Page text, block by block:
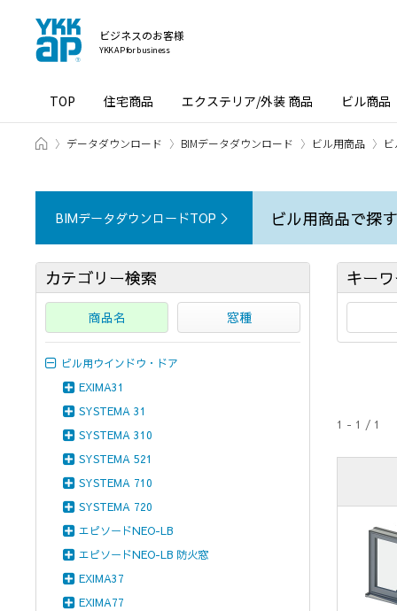
ビジネスのお客様
YKK AP for business
TOP 住宅商品 エクステリア/外装 商品 ビル商品
ホーム データダウンロード BIMデータダウンロード ビル用商品
BIMデータダウンロードTOP ＞ ビル用商品で探す
カテゴリー検索
商品名 窓種
ビル用ウインドウ・ドア
EXIMA31
SYSTEMA 31
SYSTEMA 310
SYSTEMA 521
SYSTEMA 710
SYSTEMA 720
エピソードNEO-LB
エピソードNEO-LB 防火窓
EXIMA37
EXIMA77
キー
1 - 1 / 1